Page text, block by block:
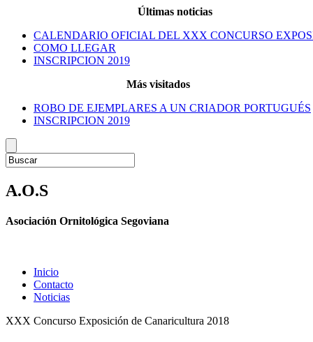
Últimas noticias
CALENDARIO OFICIAL DEL XXX CONCURSO
COMO LLEGAR
INSCRIPCION 2019
Más visitados
ROBO DE EJEMPLARES A UN CRIADOR PORTUGUÉS
INSCRIPCION 2019
A.O.S
Asociación Ornitológica Segoviana
Inicio
Contacto
Noticias
XXX Concurso Exposición de Canaricultura 2018